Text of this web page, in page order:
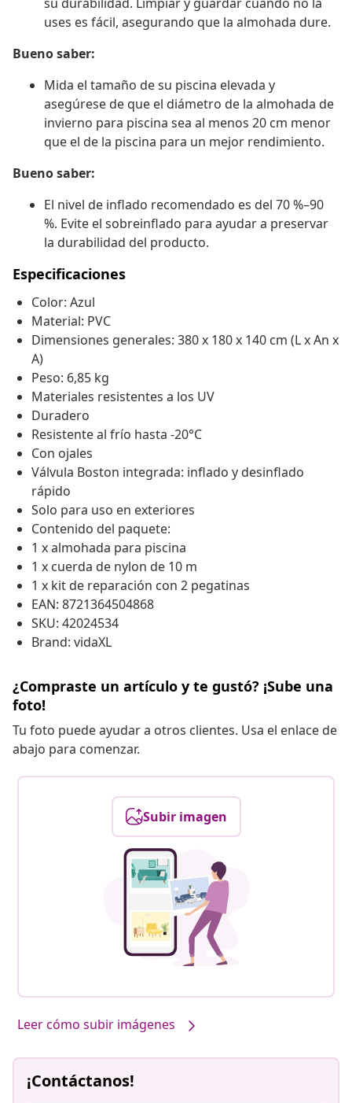
uses es fácil, asegurando que la almohada dure.
Bueno saber:
Mida el tamaño de su piscina elevada y
asegúrese de que el diámetro de la almohada de
invierno para piscina sea al menos 20 cm menor
que el de la piscina para un mejor rendimiento.
Bueno saber:
El nivel de inflado recomendado es del 70 %–90
%. Evite el sobreinflado para ayudar a preservar
la durabilidad del producto.
Especificaciones
Color: Azul
Material: PVC
Dimensiones generales: 380 x 180 x 140 cm (L x An x
A)
Peso: 6,85 kg
Materiales resistentes a los UV
Duradero
Resistente al frío hasta -20°C
Con ojales
Válvula Boston integrada: inflado y desinflado
rápido
Solo para uso en exteriores
Contenido del paquete:
1 x almohada para piscina
1 x cuerda de nylon de 10 m
1 x kit de reparación con 2 pegatinas
EAN: 8721364504868
SKU: 42024534
Brand: vidaXL
¿Compraste un artículo y te gustó? ¡Sube una
foto!
Tu foto puede ayudar a otros clientes. Usa el enlace de
abajo para comenzar.
Subir imagen
Leer cómo subir imágenes
¡Contáctanos!